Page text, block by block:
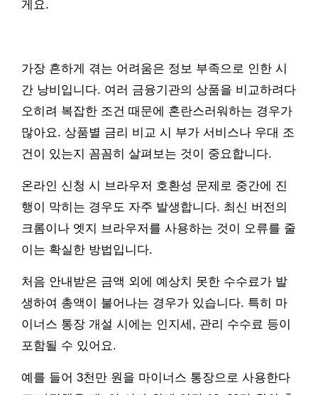
게요.
가장 흔하게 겪는 어려움은 정보 부족으로 인한 시
간 낭비입니다. 여러 금융기관의 상품을 비교하려다
오히려 복잡한 조건 때문에 혼란스러워하는 경우가
많아요. 상품별 금리 비교 시 부가 서비스나 우대 조
건이 있는지 꼼꼼히 살펴보는 것이 중요합니다.
온라인 신청 시 브라우저 호환성 문제로 중간에 진
행이 막히는 경우도 자주 발생합니다. 최신 버전의
크롬이나 엣지 브라우저를 사용하는 것이 오류를 줄
이는 확실한 방법입니다.
처음 안내받은 금액 외에 예상치 못한 수수료가 발
생하여 총액이 불어나는 경우가 있습니다. 특히 마
이너스 통장 개설 시에는 인지세, 관리 수수료 등이
포함될 수 있어요.
예를 들어 3천만 원을 마이너스 통장으로 사용한다